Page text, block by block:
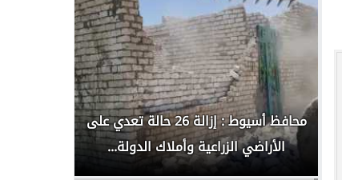
محافظ أسيوط : إزالة 26 حالة تعدي على
الأراضي الزراعية وأملاك الدولة...